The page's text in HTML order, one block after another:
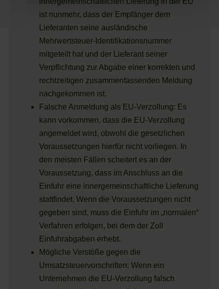
ist nunmehr, dass der Empfänger dem
Lieferanten seine ausländische
Mehrwertsteuer-Identifikationsnummer
mitgeteilt hat und der Lieferant seiner
Verpflichtung zur Abgabe einer korrekten und
rechtzeitigen zusammenfassenden Meldung
nachgekommen ist.
Falsche Anmeldung als EU-Verzollung: Es
kann vorkommen, dass die EU-Verzollung
angemeldet wird, obwohl die gesetzlichen
Voraussetzungen hierfür nicht vorliegen. In
den meisten Fällen scheitert es an der
Voraussetzung, dass im Anschluss an die
Einfuhr eine innergemeinschaftliche Lieferung
stattfindet. Wenn die Voraussetzungen nicht
gegeben sind, muss die Einfuhr im „normalen“
Verfahren erfolgen, bei dem der Zoll
Einfuhrabgaben erhebt.
Mögliche Verstöße gegen die
Umsatzsteuervorschriften: Wenn ein
Unternehmen die EU-Verzollung falsch